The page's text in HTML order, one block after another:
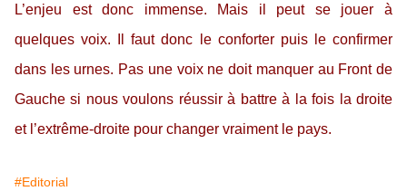
L’enjeu est donc immense. Mais il peut se jouer à
quelques voix. Il faut donc le conforter puis le confirmer
dans les urnes. Pas une voix ne doit manquer au Front de
Gauche si nous voulons réussir à battre à la fois la droite
et l’extrême-droite pour changer vraiment le pays.
#Editorial